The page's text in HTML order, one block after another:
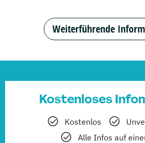
Weiterführende
Kostenloses
Kostenlos
Alle Infos auf